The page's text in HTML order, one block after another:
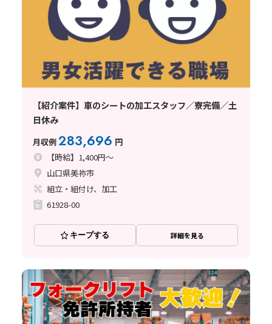
【紹介案件】車のシートの加工スタッフ／寮完備／土
日休み
月収例283,696 円
【時給】1,400円～
山口県美祢市
組立・組付け、加工
61928-00
キープする 詳細を見る